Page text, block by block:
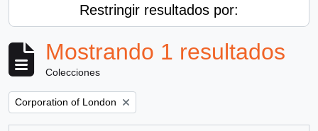
Restringir resultados por:
Mostrando 1 resultados
Colecciones
Remove filter:
Corporation of London